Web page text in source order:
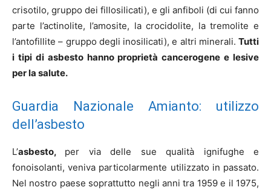
crisotilo, gruppo dei fillosilicati), e gli anfiboli (di cui fanno
parte l’actinolite, l’amosite, la crocidolite, la tremolite e
l’antofillite – gruppo degli inosilicati), e altri minerali. Tutti
i tipi di asbesto hanno proprietà cancerogene e lesive
per la salute.
Guardia Nazionale Amianto: utilizzo
dell’asbesto
L’asbesto, per via delle sue qualità ignifughe e
fonoisolanti, veniva particolarmente utilizzato in passato.
Nel nostro paese soprattutto negli anni tra 1959 e il 1975,